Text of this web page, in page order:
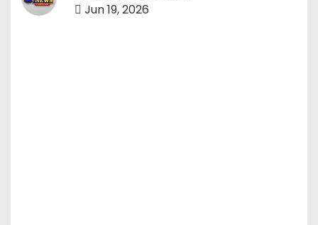
Jun 19, 2026